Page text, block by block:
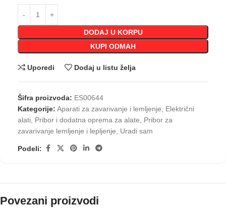
DODAJ U KORPU
KUPI ODMAH
Uporedi Dodaj u listu želja
Šifra proizvoda: ES00644
Kategorije: Aparati za zavarivanje i lemljenje, Električni
alati, Pribor i dodatna oprema za alate, Pribor za
zavarivanje lemljenje i lepljenje, Uradi sam
Podeli:
Povezani proizvodi